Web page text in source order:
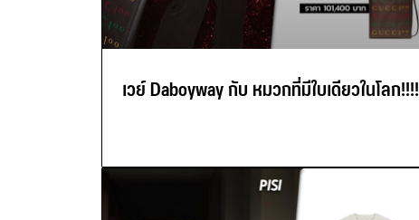
เวย์ Daboyway กับ หมวกที่มีใบเดียวในโลก!!!!